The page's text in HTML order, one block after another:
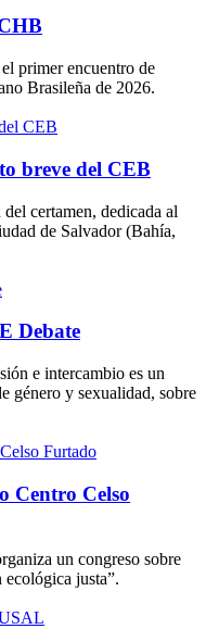
primer encuentro de
Brasileña de 2026.
CEB
breve del CEB
certamen, dedicada al
de Salvador (Bahía,
Debate
e intercambio es un
género y sexualidad, sobre
Furtado
Centro Celso
un congreso sobre
justa”.